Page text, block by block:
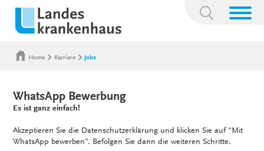
Suchbegriff:
Home Karriere Jobs
WhatsApp Bewerbung
Es ist ganz einfach!
Akzeptieren Sie die Datenschutzerklärung und klicken Sie auf "Mit
WhatsApp bewerben". Befolgen Sie dann die weiteren Schritte.